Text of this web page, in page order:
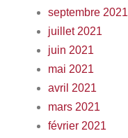
septembre 2021
juillet 2021
juin 2021
mai 2021
avril 2021
mars 2021
février 2021